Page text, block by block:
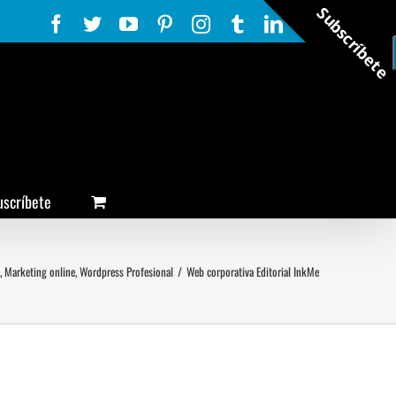
Facebook
TwitterYouTubePinterestInstagram
TumblrLinkedIn
Rss
,Marketing online,Wordpress Profesional / Web corporativa Editorial InkMe
Subscríbete